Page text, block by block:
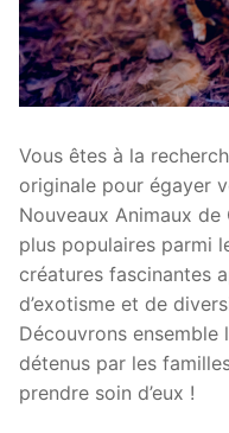
Vous êtes à la
originale pour égayer
Nouveaux Animaux
plus populaires parmi
créatures fascinantes
d’exotisme et de
Découvrons
détenus par les
prendre soin d’eux !